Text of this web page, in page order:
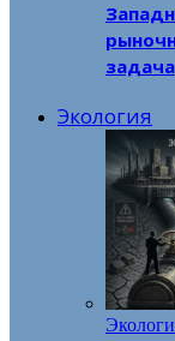
задача
Экология